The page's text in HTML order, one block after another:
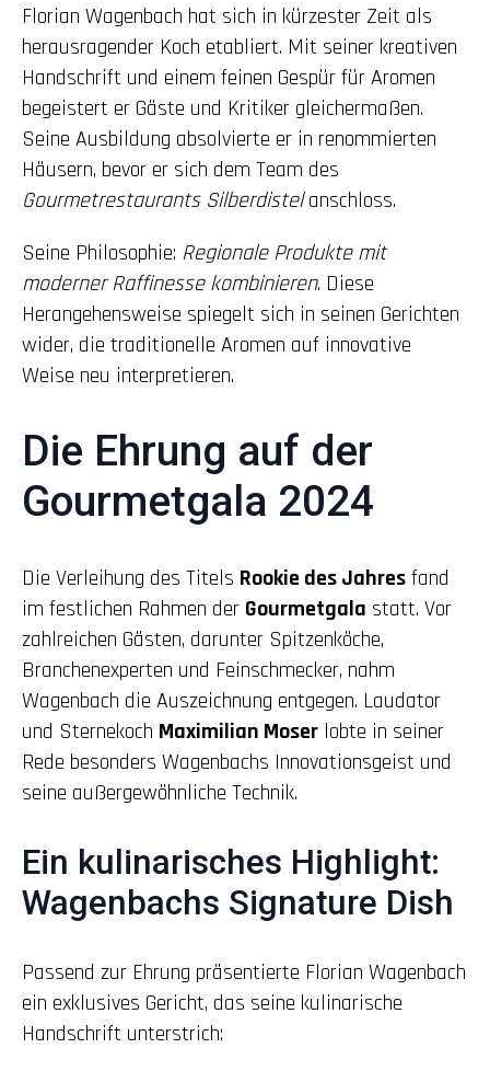
Florian Wagenbach hat sich in kürzester Zeit als
herausragender Koch etabliert. Mit seiner kreativen
Handschrift und einem feinen Gespür für Aromen
begeistert er Gäste und Kritiker gleichermaßen.
Seine Ausbildung absolvierte er in renommierten
Häusern, bevor er sich dem Team des
Gourmetrestaurants Silberdistelanschloss.
Seine Philosophie: Regionale Produkte mit
moderner Raffinesse kombinieren. Diese
Herangehensweise spiegelt sich in seinen Gerichten
wider, die traditionelle Aromen auf innovative
Weise neu interpretieren.
Die Ehrung auf der
Gourmetgala 2024
Die Verleihung des Titels Rookie des Jahresfand
im festlichen Rahmen der Gourmetgala statt. Vor
zahlreichen Gästen, darunter Spitzenköche,
Branchenexperten und Feinschmecker, nahm
Wagenbach die Auszeichnung entgegen. Laudator
und Sternekoch Maximilian Moser lobte in seiner
Rede besonders Wagenbachs Innovationsgeist und
seine außergewöhnliche Technik.
Ein kulinarisches Highlight:
Wagenbachs Signature Dish
Passend zur Ehrung präsentierte Florian Wagenbach
ein exklusives Gericht, das seine kulinarische
Handschrift unterstrich: